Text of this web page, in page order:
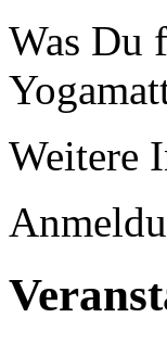
Was Du
Weitere